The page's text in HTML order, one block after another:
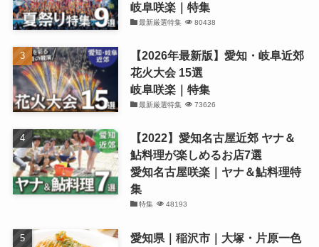
岐阜咲楽｜特集
最新厳選特集 80438
【2026年最新版】愛知・岐阜近郊
花火大会 15選
岐阜咲楽｜特集
最新厳選特集 73626
【2022】愛知名古屋近郊 ヤナ＆
鮎料理が楽しめるお店7選
愛知名古屋咲楽｜ヤナ＆鮎料理特
集
特集 48193
愛知県｜稲沢市｜大塚・片原一色